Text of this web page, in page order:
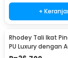
+
Rhodey Tali Ikat
PU Luxury dengan
Buckle - GSPR